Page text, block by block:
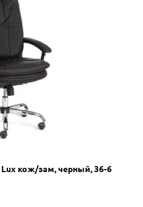
кож/зам, черный, 36-6